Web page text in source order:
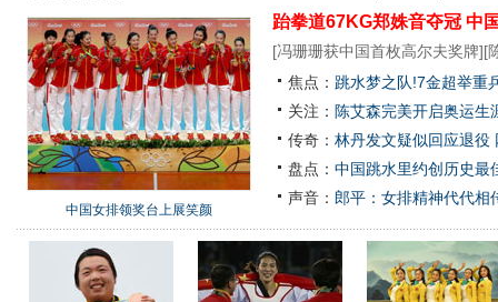
中国女排领奖台上展笑颜
跆拳道67KG郑姝音夺冠 中
[冯珊珊获中国首枚高尔夫奖牌][
焦点： 跳水梦之队!7金超举重
关注： 陈艾森完美开启奥运
传奇： 林丹发文疑似回应退役
盘点： 中国跳水里约创历史最
声音： 郎平：女排精神代代相